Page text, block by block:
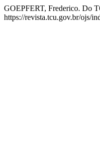
GOEPFERT, Frederico. Do
https://revista.tcu.gov.br/ojs/